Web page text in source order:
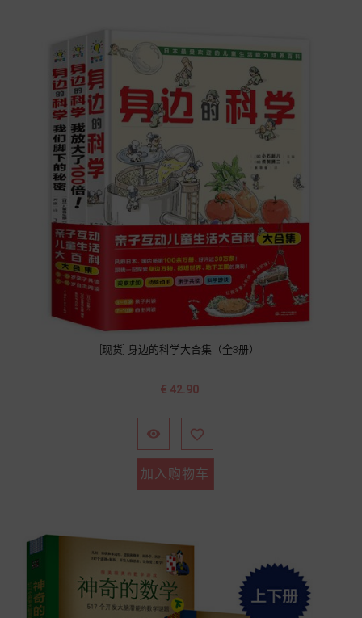
[现货] 身边的科学大合集（全3册）
价
€ 42.90
 
加入购物车